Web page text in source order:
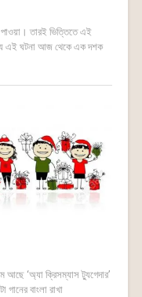
তারই ভিত্তিতে এই
এই ঘটনা আজ থেকে এক দশক
‘অ্যা ক্রিসম্যাস ট্যুগেদার’
বাংলা রাখা